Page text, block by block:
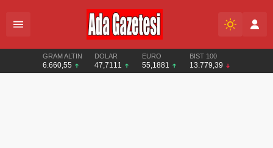
GRAM ALTIN
6.660,55
DOLAR
47,7111
EURO
55,1881
BIST 100
13.779,39